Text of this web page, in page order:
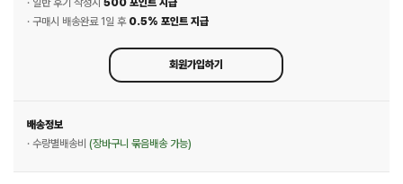
· 일반 후기 작성시 500 포인트 지급
· 구매시 배송완료 1일 후 0.5% 포인트 지급
회원가입하기
배송정보
· 수량별배송비 (장바구니 묶음배송 가능)